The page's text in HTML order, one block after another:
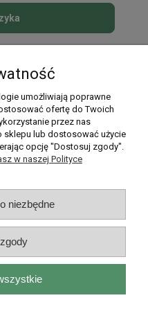
99, 51-638 Wrocław |
71 71 71| NIP: 8982036706 |
umożliwiają poprawne
ofertę do Twoich
przez nas
lub dostosować użycie
opcję "Dostosuj zgody".
w naszej Polityce
niezbędne